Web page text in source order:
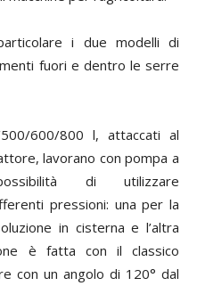
i due modelli di
fuori e dentro le serre
600/800 l, attaccati al
lavorano con pompa a
di utilizzare
pressioni: una per la
in cisterna e l’altra
è fatta con il classico
con un angolo di 120° dal